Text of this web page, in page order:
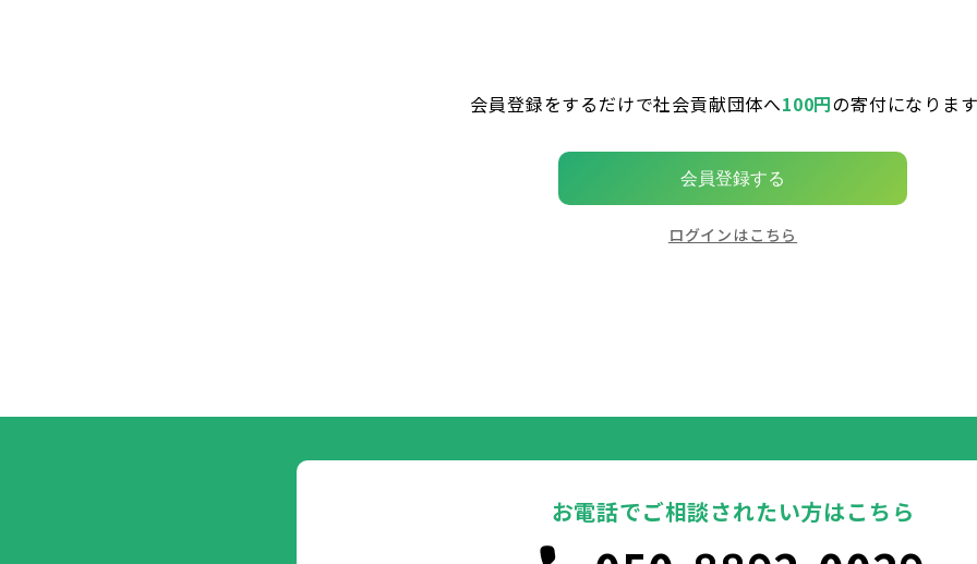
会員登録をするだけで社会貢献団体へ100円の寄付になりま
会員登録する
ログインはこちら
お電話でご相談されたい方はこちら